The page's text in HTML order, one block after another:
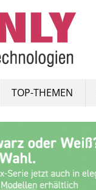
TOP-THEMEN